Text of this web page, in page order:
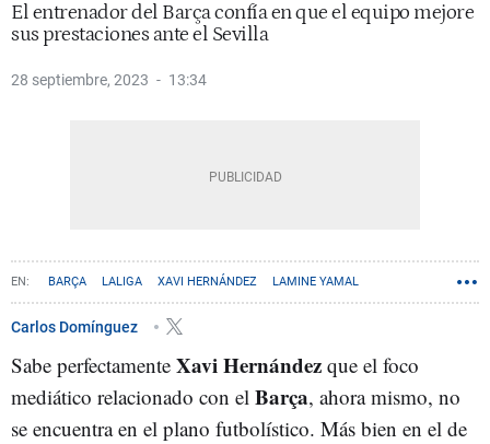
El entrenador del Barça confía en que el equipo mejore
sus prestaciones ante el Sevilla
28 septiembre, 2023 13:34
BARÇA LALIGA XAVI HERNÁNDEZ LAMINE YAMAL
Carlos Domínguez
Sabe perfectamente Xavi Hernández que el foco
mediático relacionado con el Barça, ahora mismo, no
se encuentra en el plano futbolístico. Más bien en el de